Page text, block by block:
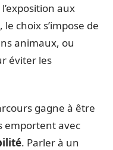
aux
choix s’impose de
animaux, ou
éviter les
gagne à être
emportent avec
. Parler à un